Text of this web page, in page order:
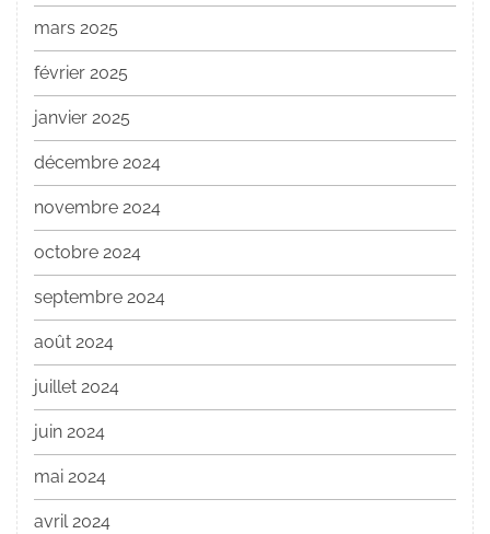
mars 2025
février 2025
janvier 2025
décembre 2024
novembre 2024
octobre 2024
septembre 2024
août 2024
juillet 2024
juin 2024
mai 2024
avril 2024